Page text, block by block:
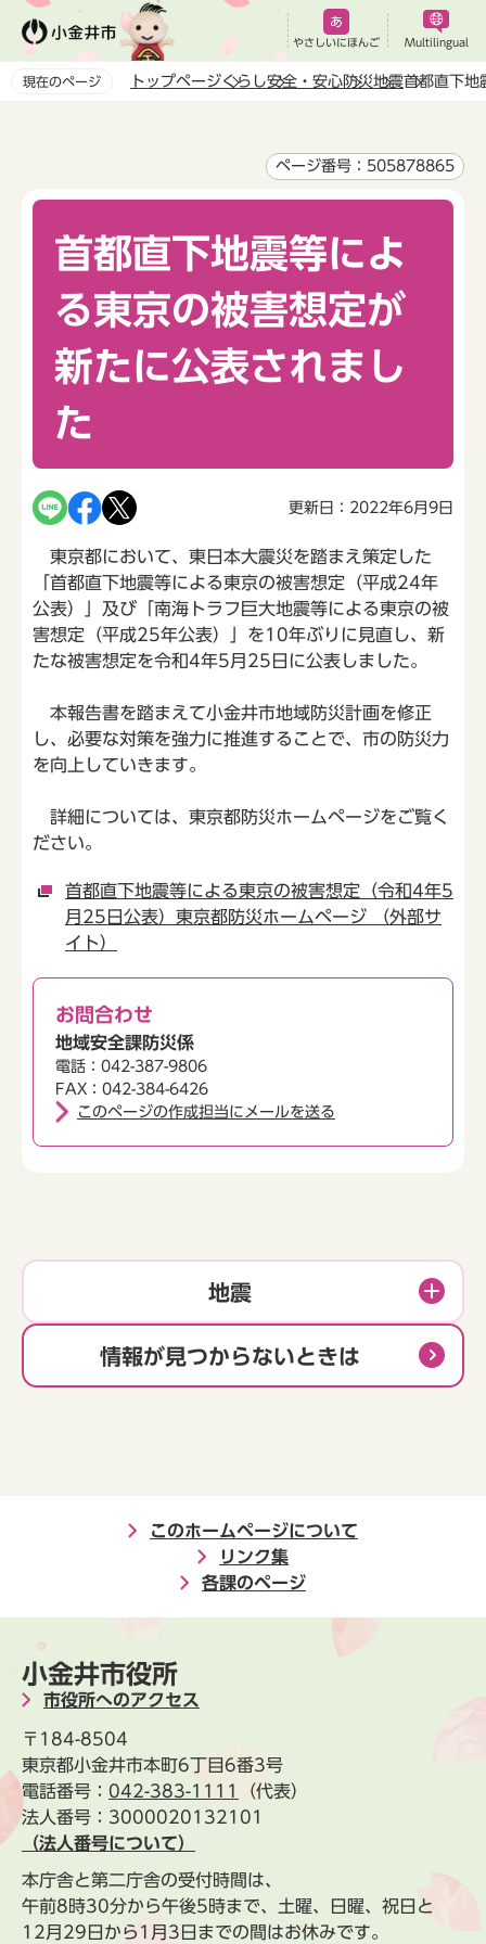
ペ
やさしいにほんご Multilingual
現在のページ トップページくらし安全・安心防災地震首都直下地
ページ番号：505878865
首都直下地震等によ
る東京の被害想定が
新たに公表されまし
た
更新日：2022年6月9日
東京都において、東日本大震災を踏まえ策定した
「首都直下地震等による東京の被害想定（平成24年
公表）」及び「南海トラフ巨大地震等による東京の被
害想定（平成25年公表）」を10年ぶりに見直し、新
たな被害想定を令和4年5月25日に公表しました。
本報告書を踏まえて小金井市地域防災計画を修正
し、必要な対策を強力に推進することで、市の防災力
を向上していきます。
詳細については、東京都防災ホームページをご覧く
ださい。
首都直下地震等による東京の被害想定（令和4年5
月25日公表）東京都防災ホームページ （外部サ
イト）
お問合わせ
地域安全課防災係
電話：042-387-9806
FAX：042-384-6426
このページの作成担当にメールを送る
地震
情報が見つからないときは
このホームページについて
リンク集
各課のページ
小金井市役所
市役所へのアクセス
〒184-8504
東京都小金井市本町6丁目6番3号
電話番号： 042-383-1111
（代表）
法人番号：3000020132101
（法人番号について）
本庁舎と第二庁舎の受付時間は、
午前8時30分から午後5時まで、土曜、日曜、祝日と
12月29日から1月3日までの間はお休みです。